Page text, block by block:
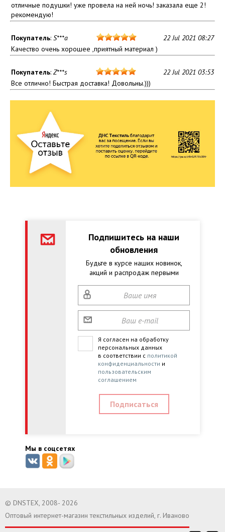
отличные подушки! уже провела на ней ночь! заказала еще 2!
рекомендую!
Покупатель: S***a
22 Jul 2021 08:27
Качество очень хорошее ,приятный материал )
Покупатель: Z***s
22 Jul 2021 03:53
Все отлично! Быстрая доставка! Довольны.)))
Подпишитесь на наши
обновления
Будьте в курсе наших новинок,
акций и распродаж первыми
Я согласен на обработку
персональных данных
в соответствии с политикой
конфиденциальности и
пользовательским
соглашением
Мы в соцсетях
© DNSTEX, 2008- 2026
Оптовый интернет-магазин текстильных изделий, г. Иваново